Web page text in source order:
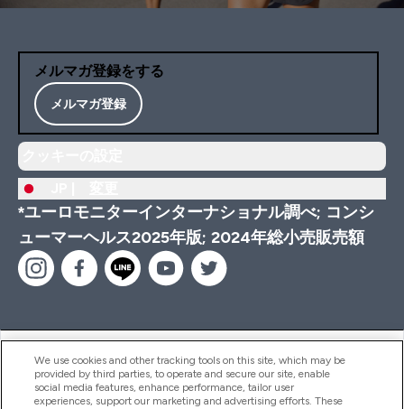
メルマガ登録をする
メルマガ登録
*ユーロモニターインターナショナル調べ; コンシ
ューマーヘルス2025年版; 2024年総小売販売額
ヘルプ＆ガイド
We use cookies and other tracking tools on this site, which may be
provided by third parties, to operate and secure our site, enable
social media features, enhance performance, tailor user
experiences, support our marketing and advertising efforts. These